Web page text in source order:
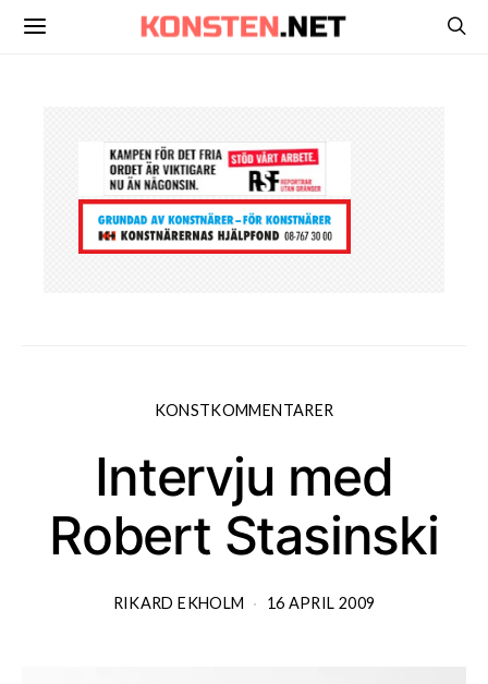
KONSTKOMMENTARER
Intervju med
Robert Stasinski
RIKARD EKHOLM 16 APRIL 2009